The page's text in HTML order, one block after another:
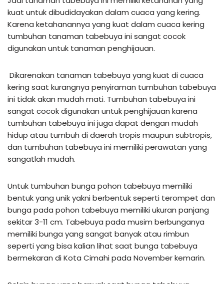
kuat untuk dibudidayakan dalam cuaca yang kering.
Karena ketahanannya yang kuat dalam cuaca kering
tumbuhan tanaman tabebuya ini sangat cocok
digunakan untuk tanaman penghijauan.
Dikarenakan tanaman tabebuya yang kuat di cuaca
kering saat kurangnya penyiraman tumbuhan tabebuya
ini tidak akan mudah mati. Tumbuhan tabebuya ini
sangat cocok digunakan untuk penghijauan karena
tumbuhan tabebuya ini juga dapat dengan mudah
hidup atau tumbuh di daerah tropis maupun subtropis,
dan tumbuhan tabebuya ini memiliki perawatan yang
sangatlah mudah.
Untuk tumbuhan bunga pohon tabebuya memiliki
bentuk yang unik yakni berbentuk seperti terompet dan
bunga pada pohon tabebuya memiliki ukuran panjang
sekitar 3-11 cm. Tabebuya pada musim berbunganya
memiliki bunga yang sangat banyak atau rimbun
seperti yang bisa kalian lihat saat bunga tabebuya
bermekaran di Kota Cimahi pada November kemarin.